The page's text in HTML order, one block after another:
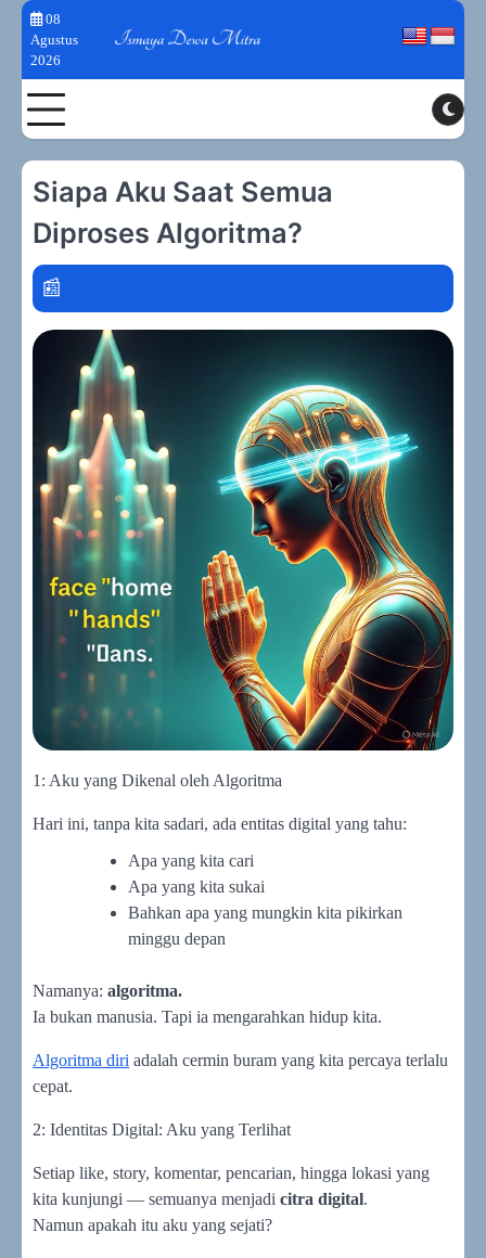
Skip
content
08
Agustus
2026
Toggle
Siapa Aku Saat Semua
Diproses Algoritma?
1: Aku yang Dikenal oleh Algoritma
Hari ini, tanpa kita sadari, ada entitas digital yang tahu:
Apa yang kita cari
Apa yang kita sukai
Bahkan apa yang mungkin kita pikirkan
minggu depan
Namanya: algoritma.
Ia bukan manusia. Tapi ia mengarahkan hidup kita.
Algoritma diri adalah cermin buram yang kita percaya terlalu
cepat.
2: Identitas Digital: Aku yang Terlihat
Setiap like, story, komentar, pencarian, hingga lokasi yang
kita kunjungi — semuanya menjadi citra digital.
Namun apakah itu aku yang sejati?